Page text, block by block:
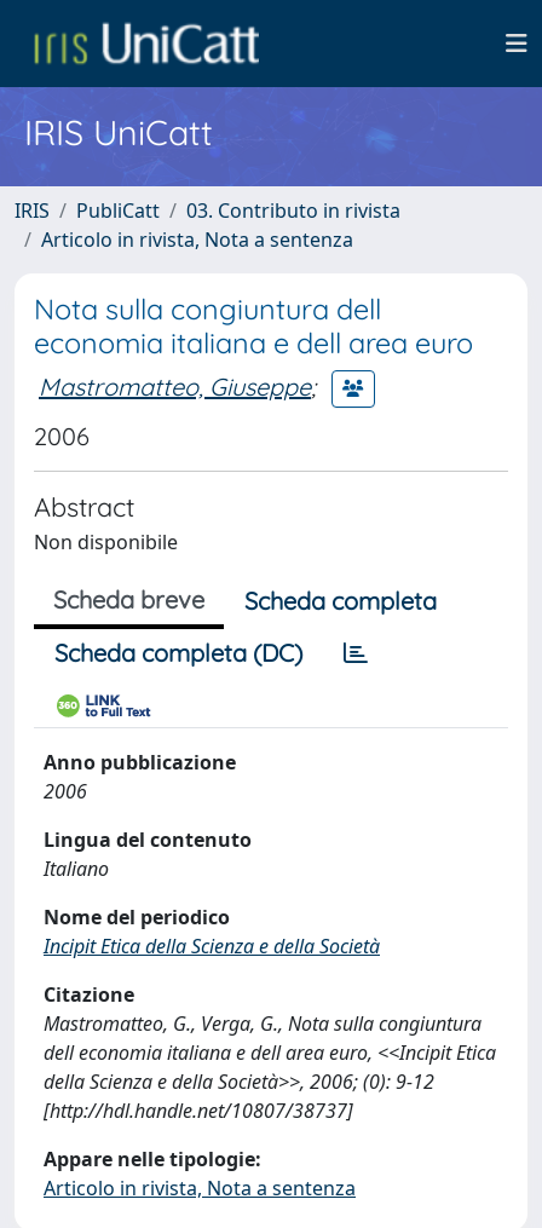
IRIS UniCatt
IRIS PubliCatt
03. Contributo in rivista
Articolo in rivista, Nota a sentenza
Nota sulla congiuntura dell
economia italiana e dell area euro
Mastromatteo, Giuseppe;
2006
Abstract
Non disponibile
Scheda breve
Scheda completa
Scheda completa (DC)
Anno pubblicazione
2006
Lingua del contenuto
Italiano
Nome del periodico
Incipit Etica della Scienza e della Società
Citazione
Mastromatteo, G., Verga, G., Nota sulla congiuntura
dell economia italiana e dell area euro, <<Incipit Etica
della Scienza e della Società>>, 2006; (0): 9-12
[http://hdl.handle.net/10807/38737]
Appare nelle tipologie:
Articolo in rivista, Nota a sentenza